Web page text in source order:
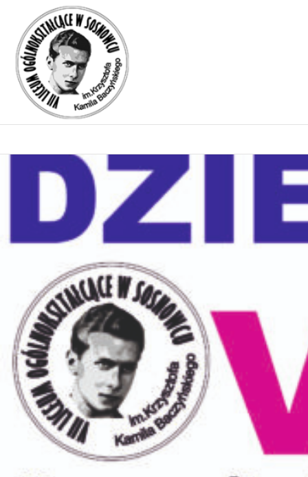
Miesiąc:kwiecień 2023
DZIEŃ OTWARTY SZKOŁY
Posted on7 kwietnia 2023